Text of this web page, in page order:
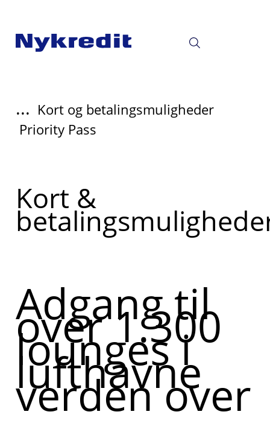
... Kort og betalingsmuligheder
Priority Pass
Read
more
about
Kort &
Adgang til
over 1.300
lounges i
lufthavne
verden over